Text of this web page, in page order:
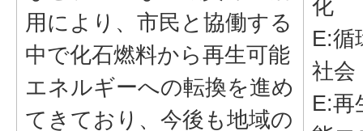
用により、市民と協働する
中で化石燃料から再生可能
エネルギーへの転換を進め
てきており、今後も地域の
化
E:循
社会
E:再